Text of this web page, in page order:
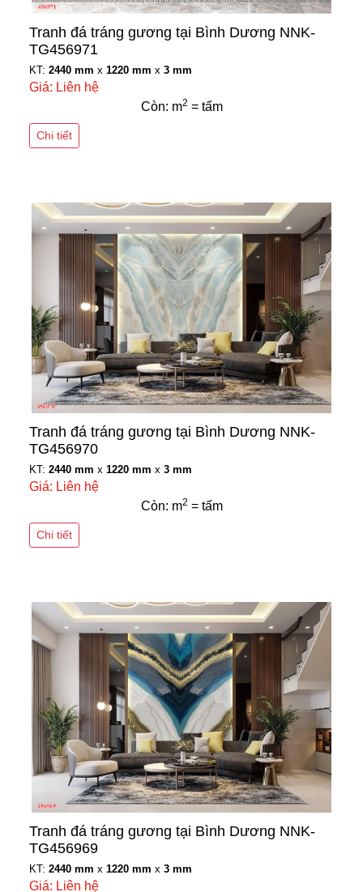
Tranh đá tráng gương tại Bình Dương NNK-
TG456971
KT: 2440 mm x 1220 mm x 3 mm
Giá: Liên hệ
Còn: m2 = tấm
Chi tiết
Tranh đá tráng gương tại Bình Dương NNK-
TG456970
KT: 2440 mm x 1220 mm x 3 mm
Giá: Liên hệ
Còn: m2 = tấm
Chi tiết
Tranh đá tráng gương tại Bình Dương NNK-
TG456969
KT: 2440 mm x 1220 mm x 3 mm
Giá: Liên hệ